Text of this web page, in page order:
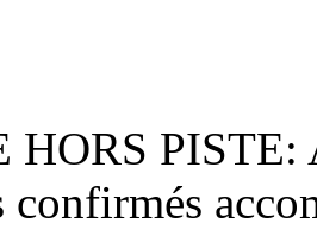
PISTE:
confirmés